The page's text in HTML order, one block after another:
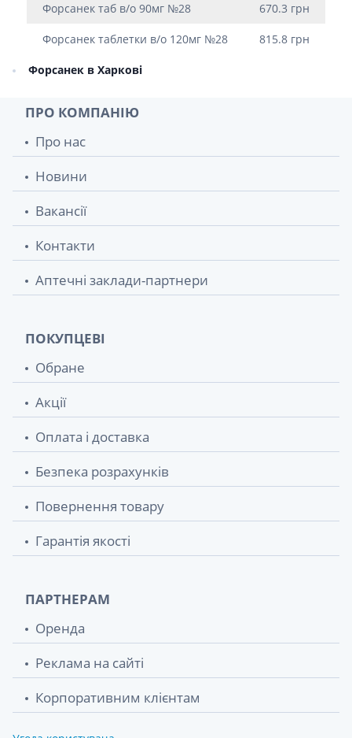
Форсанек таб в/о 90мг №28 670.3 грн
Форсанек таблетки в/о 120мг №28 815.8 грн
Форсанек в Харкові
ПРО КОМПАНІЮ
Про нас
Новини
Вакансії
Контакти
Аптечні заклади-партнери
ПОКУПЦЕВІ
Обране
Акції
Оплата і доставка
Безпека розрахунків
Повернення товару
Гарантія якості
ПАРТНЕРАМ
Оренда
Реклама на сайті
Корпоративним клієнтам